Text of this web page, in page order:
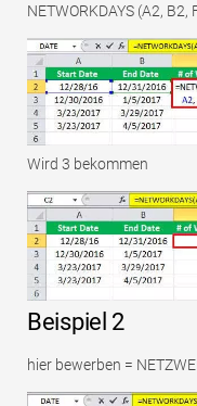
NETWORKDAYS (A2, B2,
Wird 3 bekommen
Beispiel 2
hier bewerben =